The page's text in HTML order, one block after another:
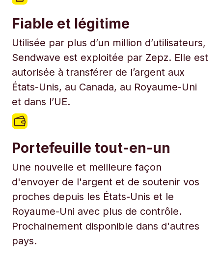
Fiable et légitime
Utilisée par plus d’un million d’utilisateurs,
Sendwave est exploitée par Zepz. Elle est
autorisée à transférer de l’argent aux
États-Unis, au Canada, au Royaume-Uni
et dans l’UE.
Portefeuille tout-en-un
Une nouvelle et meilleure façon
d'envoyer de l'argent et de soutenir vos
proches depuis les États-Unis et le
Royaume-Uni avec plus de contrôle.
Prochainement disponible dans d'autres
pays.